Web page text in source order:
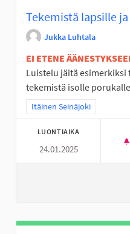
Tekemistä lapsille
Jukka Luhtala
EI ETENE
Luistelu jäitä esimerkiksi
tekemistä isolle
Rajaa tulokset teeman
Itäinen Seinäjoki
LUONTIAIKA
24.01.2025